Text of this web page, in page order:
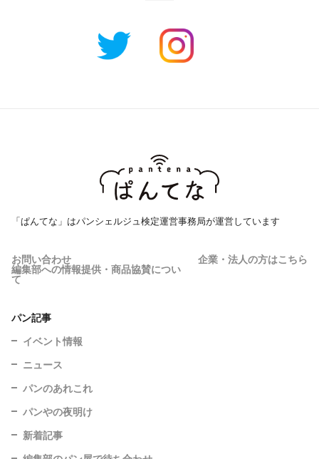
「ぱんてな」はパンシェルジュ検定運営事務局が運営しています
お問い合わせ 企業・法人の方はこちら
編集部への情報提供・商品協賛につい
て
パン記事
イベント情報
ニュース
パンのあれこれ
パンやの夜明け
新着記事